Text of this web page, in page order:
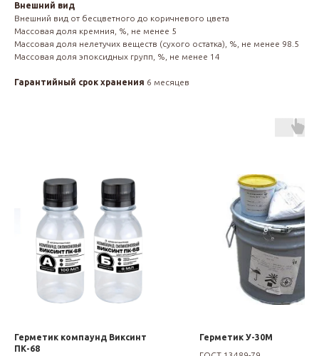
Внешний вид
Внешний вид от бесцветного до коричневого цвета
Массовая доля кремния, %, не менее 5
Массовая доля нелетучих веществ (сухого остатка), %, не менее 98.5
Массовая доля эпоксидных групп, %, не менее 14
Гарантийный срок хранения 6 месяцев
Герметик компаунд Виксинт
ПК-68
Герметик У-30М